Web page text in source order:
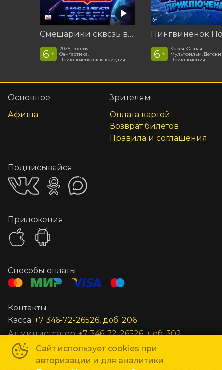
Смешарики сквозь вселенные
6 +
2025, Россия
Фантастика,
Приключенческая комедия
6 +
Корея Южная
Мультфильм,
Приключения
Сайт использует cookies при
авторизации и для аналитики
Основное
Афиша
Зрителям
Оплата картой
Возврат билетов
Правила и соглашения
Подписывайся
Приложения
Способы оплаты
Контакты
Касса +7 346-72-26526, доб. 206
Администратор +7 346-72-26526, доб. 302
Заведующий +7 346-72-26526, доб. 301
Все остальные вопросы unost@gkc-planeta.ru